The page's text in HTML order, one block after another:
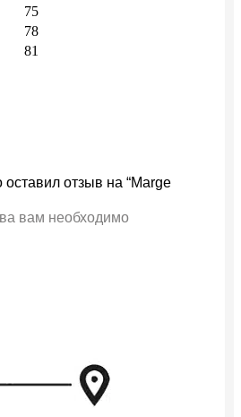
75
78
81
оставил отзыв на “Marge
вам необходимо